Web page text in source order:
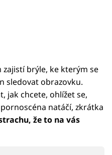
brýle, ke kterým se
sledovat obrazovku.
jak chcete, ohlížet se,
natáčí, zkrátka
že to na vás